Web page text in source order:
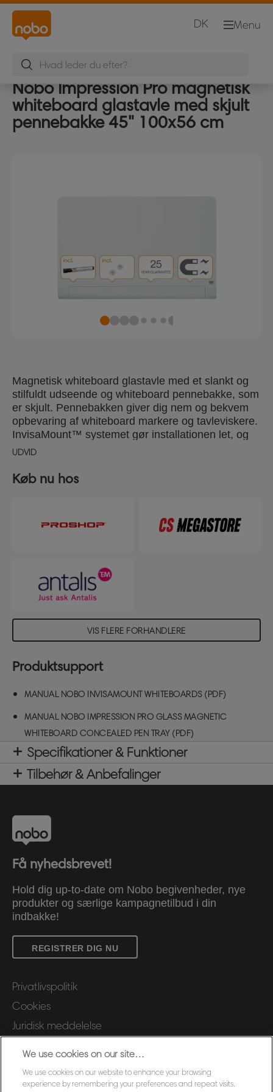
Menu
DK
Nobo Impression Pro magnetisk
whiteboard glastavle med skjult
pennebakke 45" 100x56 cm
Magnetisk whiteboard glastavle med et slankt og
stilfuldt udseende og whiteboard pennebakke, som
er skjult. Pennebakken giver dig nem og bekvem
opbevaring af whiteboard markere og tavleviskere.
InvisaMount™ systemet gør installationen let, og
fastgøringen er pænt gemt bag tavlen. Den
sletbarhed med højeste modstand til blækpletter,
UDVID
Køb nu hos
VIS FLERE FORHANDLERE
Produktsupport
MANUAL NOBO INVISAMOUNT WHITEBOARDS (PDF)
MANUAL NOBO IMPRESSION PRO GLASS MAGNETIC
WHITEBOARD CONCEALED PEN TRAY (PDF)
Specifikationer & Funktioner
Tilbehør & Anbefalinger
Få nyhedsbrevet!
Hold dig up-to-date om Nobo begivenheder, nye
produkter og særlige kampagnetilbud i din
indbakke!
REGISTRER DIG NU
Privatlivspolitik
Cookies
Juridisk meddelelse
Kundesupport
We use cookies on our site…
We use cookies on our website to enhance your browsing
experience by remembering your preferences and repeat visits.